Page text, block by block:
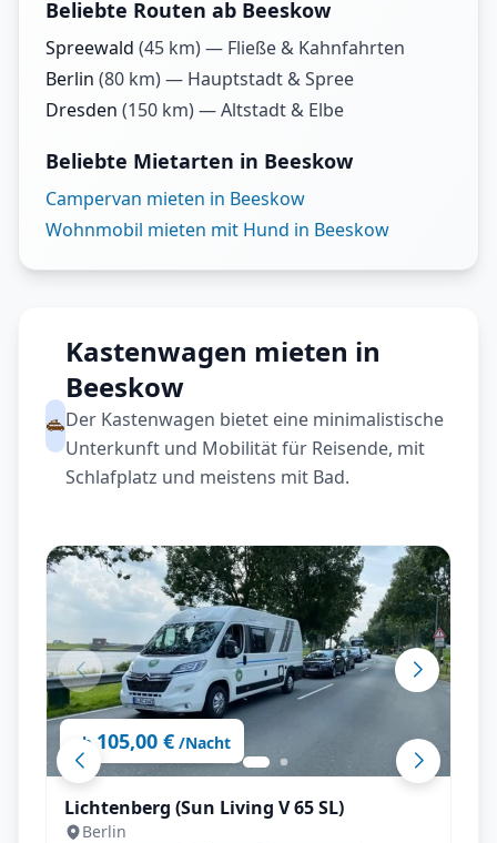
Beliebte Routen ab Beeskow
Spreewald (45 km) — Fließe & Kahnfahrten
Berlin (80 km) — Hauptstadt & Spree
Dresden (150 km) —Altstadt & Elbe
Beliebte Mietarten in Beeskow
Campervan mieten in Beeskow
Wohnmobil mieten mit Hund in Beeskow
Kastenwagen mieten in
Beeskow
Der Kastenwagen bietet eine minimalistische
Unterkunft und Mobilität für Reisende, mit
Schlafplatz und meistens mit Bad.
ab 105,00 € /Nacht
Lichtenberg (Sun Living V 65 SL)
Berlin